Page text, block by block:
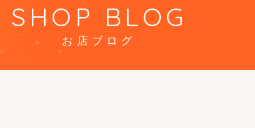
SHOP BLOG
お店ブログ